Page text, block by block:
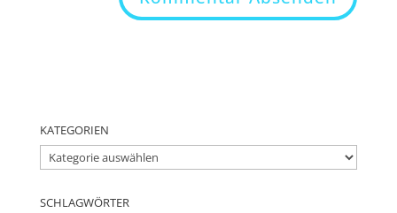
KATEGORIEN
Kategorien
SCHLAGWÖRTER